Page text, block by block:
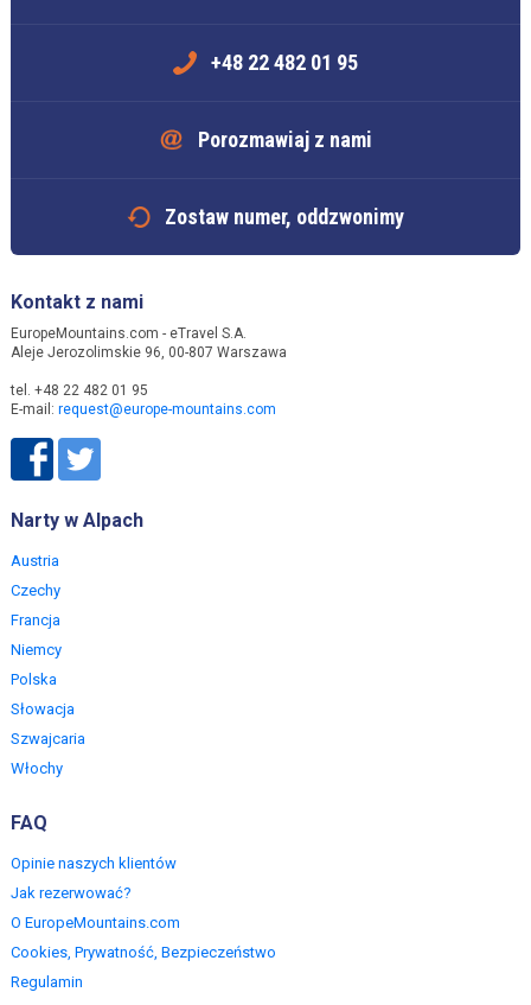
+48 22 482 01 95
Porozmawiaj z nami
Zostaw numer, oddzwonimy
Kontakt z nami
EuropeMountains.com - eTravel S.A.
Aleje Jerozolimskie 96, 00-807 Warszawa
tel. +48 22 482 01 95
E-mail: request@europe-mountains.com
Narty w Alpach
Austria
Czechy
Francja
Niemcy
Polska
Słowacja
Szwajcaria
Włochy
FAQ
Opinie naszych klientów
Jak rezerwować?
O EuropeMountains.com
Cookies, Prywatność, Bezpieczeństwo
Regulamin